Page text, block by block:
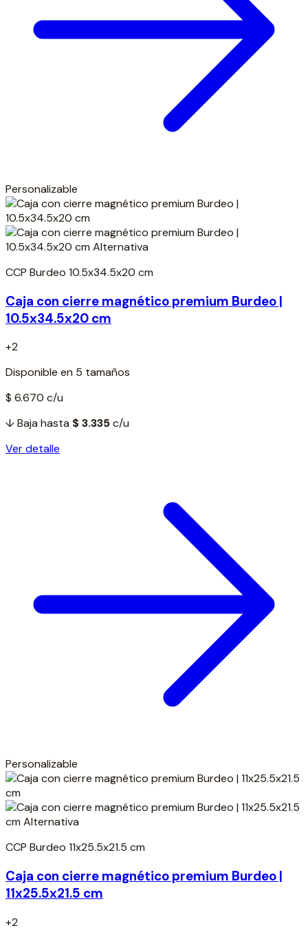
Personalizable
CCP Burdeo 10.5x34.5x20 cm
Caja con cierre magnético premium Burdeo |
10.5x34.5x20 cm
+2
Disponible en 5 tamaños
$ 6.670 c/u
↓ Baja hasta $ 3.335c/u
Ver detalle
Personalizable
CCP Burdeo 11x25.5x21.5 cm
Caja con cierre magnético premium Burdeo |
11x25.5x21.5 cm
+2